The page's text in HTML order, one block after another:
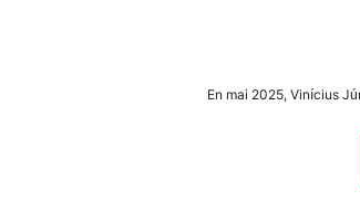
En mai 2025, Vinícius